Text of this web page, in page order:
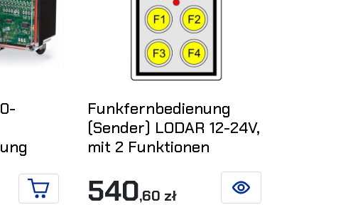
IN DEN WARENKORB
Funkfernbedienung
(Sender) LODAR 12-24V,
mit 2 Funktionen
540,60 zł SIEHE DETAILS